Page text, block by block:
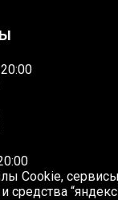
Cookie,
средства